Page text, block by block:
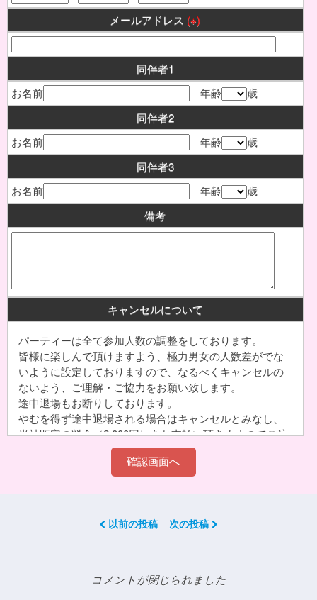
メールアドレス (※)
同伴者1
お名前
年齢
歳
同伴者2
お名前
年齢
歳
同伴者3
お名前
年齢
歳
備考
キャンセルについて
パーティーは全て参加人数の調整をしております。
皆様に楽しんで頂けますよう、極力男女の人数差がでな
いように設定しておりますので、なるべくキャンセルの
ないよう、ご理解・ご協力をお願い致します。
途中退場もお断りしております。
やむを得ず途中退場される場合はキャンセルとみなし、
当社既定の料金（2,000円）をお支払い頂きますのでご注
意下さい。グループでご予約された分のキャンセルは、
代表者様へキャンセル料をご請求させて頂きます。
どでのキャンセル、
「申込受付メール」が届かなかった(=お客様が受信され
以前の投稿 次の投稿
コメントが閉じられました